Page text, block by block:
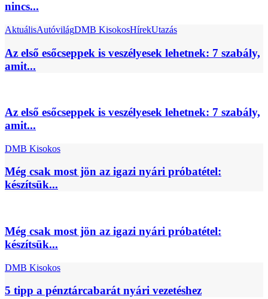
nincs...
AktuálisAutóvilágDMB KisokosHírekUtazás
Az első esőcseppek is veszélyesek lehetnek: 7 szabály,
amit...
Az első esőcseppek is veszélyesek lehetnek: 7 szabály,
amit...
DMB Kisokos
Még csak most jön az igazi nyári próbatétel:
készítsük...
Még csak most jön az igazi nyári próbatétel:
készítsük...
DMB Kisokos
5 tipp a pénztárcabarát nyári vezetéshez